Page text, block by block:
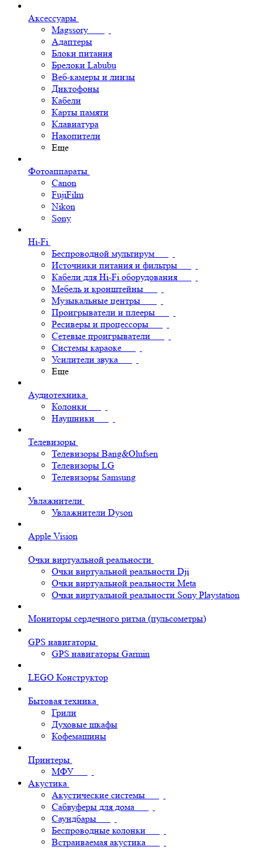
Аксессуары
Magssory
Адаптеры
Блоки питания
Брелоки Labubu
Веб-камеры и линзы
Диктофоны
Кабели
Карты памяти
Клавиатура
Накопители
Еще
Фотоаппараты
Canon
FujiFilm
Nikon
Sony
Hi-Fi
Беспроводной мультирум
Источники питания и фильтры
Кабели для Hi-Fi оборудования
Мебель и кронштейны
Музыкальные центры
Проигрыватели и плееры
Ресиверы и процессоры
Сетевые проигрыватели
Системы караоке
Усилители звука
Еще
Аудиотехника
Колонки
Наушники
Телевизоры
Телевизоры Bang&Olufsen
Телевизоры LG
Телевизоры Samsung
Увлажнители
Увлажнители Dyson
Apple Vision
Очки виртуальной реальности
Очки виртуальной реальности Dji
Очки виртуальной реальности Meta
Очки виртуальной реальности Sony Playstation
Мониторы сердечного ритма (пульсометры)
GPS навигаторы
GPS навигаторы Garmin
LEGO Конструктор
Бытовая техника
Грили
Духовые шкафы
Кофемашины
Принтеры
МФУ
Акустика
Акустические системы
Сабвуферы для дома
Саундбары
Беспроводные колонки
Встраиваемая акустика